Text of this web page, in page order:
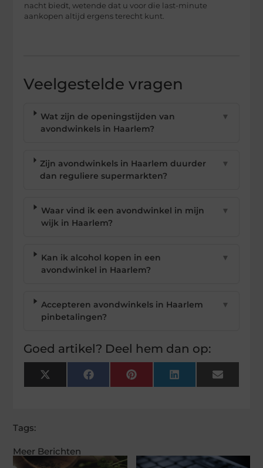
Meer Berichten
nacht biedt, wetende dat u voor die last-minute
aankopen altijd ergens terecht kunt.
Veelgestelde vragen
Wat zijn de openingstijden van
avondwinkels in Haarlem?
▼
Zijn avondwinkels in Haarlem duurder
dan reguliere supermarkten?
▼
Waar vind ik een avondwinkel in mijn
wijk in Haarlem?
▼
Kan ik alcohol kopen in een
avondwinkel in Haarlem?
▼
Accepteren avondwinkels in Haarlem
pinbetalingen?
▼
Goed artikel? Deel hem dan op:
X
(Twitter)
FacebookPinterest LinkedIn Email
Tags: